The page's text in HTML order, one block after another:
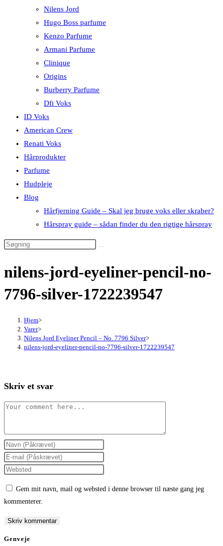
Nilens Jord
Hugo Boss parfume
Kenzo Parfume
Armani Parfume
Clinique
Origins
Burberry Parfume
Dfi Voks
ID Voks
American Crew
Renati Voks
Hårprodukter
Parfume
Hudpleje
Blog
Hårfjerning Guide – Skal jeg bruge voks eller skraber?
Hårspray guide – sådan finder du den rigtige hårspray
nilens-jord-eyeliner-pencil-no-
7796-silver-1722239547
Hjem>
Varer>
Nilens Jord Eyeliner Pencil – No. 7796 Silver>
nilens-jord-eyeliner-pencil-no-7796-silver-1722239547
Skriv et svar
Comment
Enter
your
name
comment
Enter
your
comment
Enter
(optional)
Gem mit navn, mail og websted i denne browser til næste gang jeg
kommenterer.
Genveje